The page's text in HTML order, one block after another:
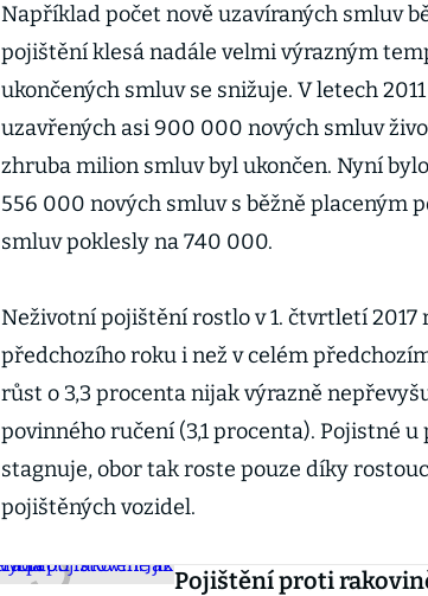
Například počet nově uzavíraných smluv
pojištění klesá nadále velmi výrazným
ukončených smluv se snižuje. V letech
uzavřených asi 900 000 nových smluv
zhruba milion smluv byl ukončen. Nyní
556 000 nových smluv s běžně placeným
smluv poklesly na 740 000.
Neživotní pojištění rostlo v 1. čtvrtletí
předchozího roku i než v celém
růst o 3,3 procenta nijak výrazně
povinného ručení (3,1 procenta). Pojistné
stagnuje, obor tak roste pouze díky
pojištěných vozidel.
Pojištění proti